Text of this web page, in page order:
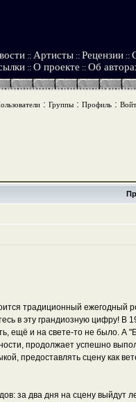
:: Артисты :: Рецензии ::
:: О проекте :: Об
: Группы: Профиль:
традиционный ежегодный
в эту грандиозную цифру! В
ещё и на свете-то не было. А
продолжает успешно
предоставлять сцену как
за два дня на сцену выйдут